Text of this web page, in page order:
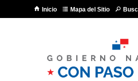
Inicio Mapa del Sitio